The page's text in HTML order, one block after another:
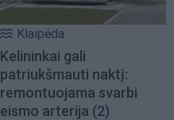
Klaipėda
Kelininkai gali
patriukšmauti naktį:
remontuojama svarbi
eismo arterija (2)